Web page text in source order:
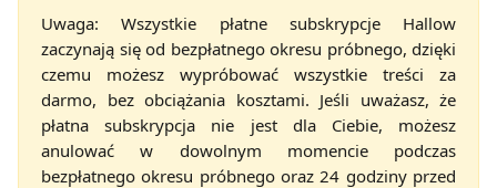
Uwaga: Wszystkie płatne subskrypcje Hallow
zaczynają się od bezpłatnego okresu próbnego, dzięki
czemu możesz wypróbować wszystkie treści za
darmo, bez obciążania kosztami. Jeśli uważasz, że
płatna subskrypcja nie jest dla Ciebie, możesz
anulować w dowolnym momencie podczas
bezpłatnego okresu próbnego oraz 24 godziny przed